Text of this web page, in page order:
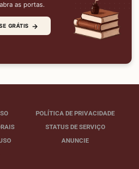
as portas.
GRÁTIS →
POLÍTICA DE PRIVACIDADE
STATUS DE SERVIÇO
ANUNCIE